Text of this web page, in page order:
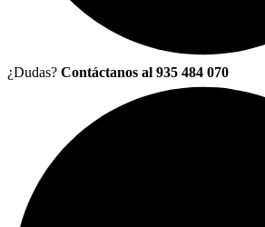
¿Dudas? Contáctanos al 935 484 070